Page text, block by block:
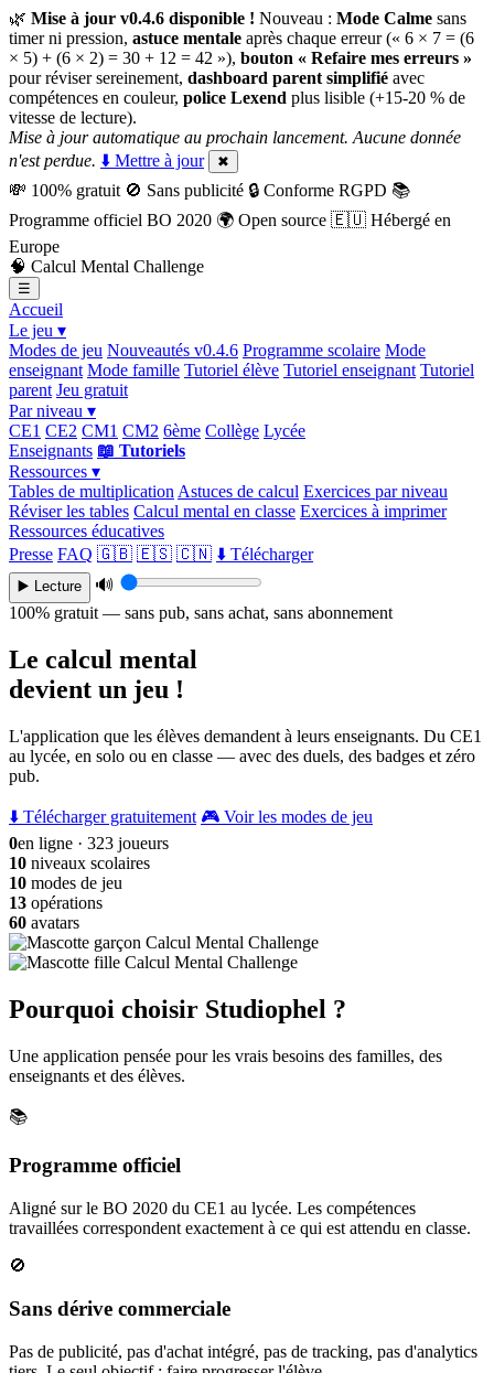
🌿 Mise à jour v0.4.6 disponible ! Nouveau : Mode Calme sans
timer ni pression, astuce mentale après chaque erreur (« 6 × 7 = (6
× 5) + (6 × 2) = 30 + 12 = 42 »), bouton « Refaire mes erreurs »
pour réviser sereinement, dashboard parent simplifié avec
compétences en couleur, police Lexend plus lisible (+15-20 % de
vitesse de lecture).
Mise à jour automatique au prochain lancement. Aucune donnée
n'est perdue. ⬇️ Mettre à jour ✖
💸 100% gratuit 🚫 Sans publicité 🔒 Conforme RGPD 📚
Programme officiel BO 2020 🌍 Open source 🇪🇺 Hébergé en
Europe
🧠 Calcul Mental Challenge
☰
Accueil
Le jeu ▾
Modes de jeu Nouveautés v0.4.6 Programme scolaire Mode
enseignant Mode famille Tutoriel élève Tutoriel enseignant Tutoriel
parent Jeu gratuit
Par niveau ▾
CE1 CE2 CM1 CM2 6ème Collège Lycée
Enseignants 📖 Tutoriels
Ressources ▾
Tables de multiplication Astuces de calcul Exercices par niveau
Réviser les tables Calcul mental en classe Exercices à imprimer
Ressources éducatives
Presse FAQ 🇬🇧 🇪🇸 🇨🇳 ⬇️ Télécharger
▶️ Lecture
🔊
100% gratuit — sans pub, sans achat, sans abonnement
Le calcul mental
devient un jeu !
L'application que les élèves demandent à leurs enseignants. Du CE1
au lycée, en solo ou en classe — avec des duels, des badges et zéro
pub.
⬇️ Télécharger gratuitement 🎮 Voir les modes de jeu
0en ligne · 323 joueurs
10 niveaux scolaires
10 modes de jeu
13 opérations
60 avatars
Pourquoi choisir Studiophel ?
Une application pensée pour les vrais besoins des familles, des
enseignants et des élèves.
📚
Programme officiel
Aligné sur le BO 2020 du CE1 au lycée. Les compétences
travaillées correspondent exactement à ce qui est attendu en classe.
🚫
Sans dérive commerciale
Pas de publicité, pas d'achat intégré, pas de tracking, pas d'analytics